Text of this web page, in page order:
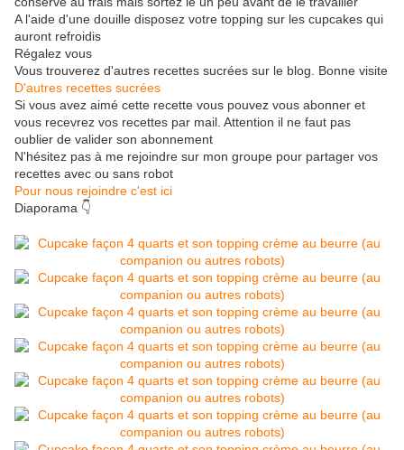
A l'aide d'une douille disposez votre topping sur les cupcakes qui
auront refroidis
Régalez vous
Vous trouverez d'autres recettes sucrées sur le blog. Bonne visite
D'autres recettes sucrées
Si vous avez aimé cette recette vous pouvez vous abonner et
vous recevrez vos recettes par mail. Attention il ne faut pas
oublier de valider son abonnement
N'hésitez pas à me rejoindre sur mon groupe pour partager vos
recettes avec ou sans robot
Pour nous rejoindre c'est ici
Diaporama 👇